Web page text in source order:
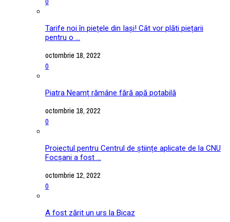
Tarife noi în piețele din Iași! Cât vor plăti piețarii
pentru o ...
octombrie 18, 2022
0
Piatra Neamț rămâne fără apă potabilă
octombrie 18, 2022
0
Proiectul pentru Centrul de științe aplicate de la CNU
Focșani a fost ...
octombrie 12, 2022
0
A fost zărit un urs la Bicaz